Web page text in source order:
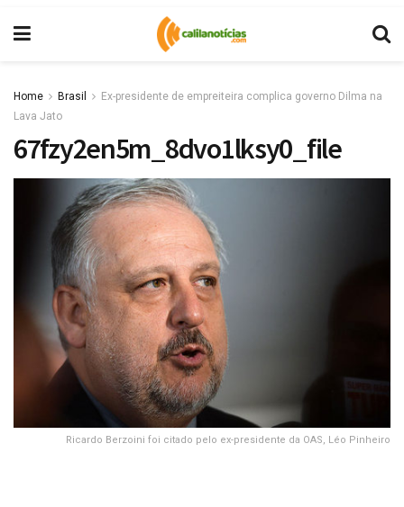
Home Brasil
Ex-presidente de empreiteira complica governo Dilma na
Lava Jato
67fzy2en5m_8dvo1lksy0_file
Ricardo Berzoini foi citado pelo ex-presidente da OAS, Léo Pinheiro